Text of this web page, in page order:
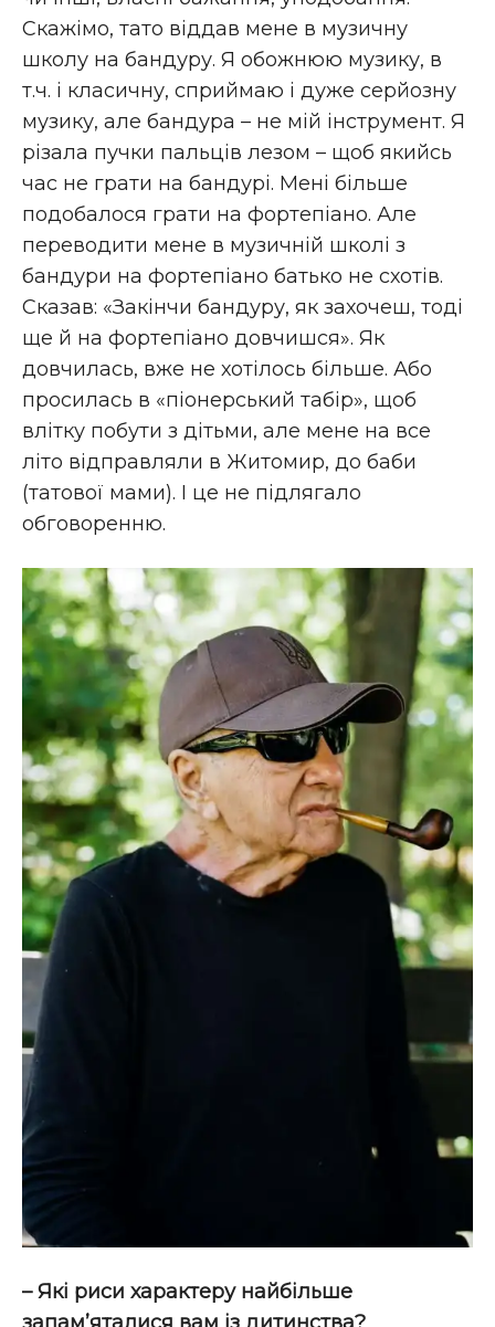
Скажімо, тато віддав мене в музичну
школу на бандуру. Я обожнюю музику, в
т.ч. і класичну, сприймаю і дуже серйозну
музику, але бандура – не мій інструмент. Я
різала пучки пальців лезом – щоб якийсь
час не грати на бандурі. Мені більше
подобалося грати на фортепіано. Але
переводити мене в музичній школі з
бандури на фортепіано батько не схотів.
Сказав: «Закінчи бандуру, як захочеш, тоді
ще й на фортепіано довчишся». Як
довчилась, вже не хотілось більше. Або
просилась в «піонерський табір», щоб
влітку побути з дітьми, але мене на все
літо відправляли в Житомир, до баби
(татової мами). І це не підлягало
обговоренню.
– Які риси характеру найбільше